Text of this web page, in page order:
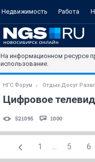
Недвижимость Работа
На информационном ресурсе
использование.
НГС.Форум Отдых Досуг
Цифровое
521095 1000
1 ... 5 6